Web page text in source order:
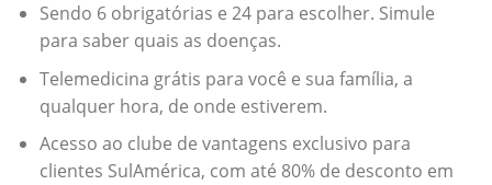
Sendo 6 obrigatórias e 24 para escolher. Simule
para saber quais as doenças.
Telemedicina grátis para você e sua família, a
qualquer hora, de onde estiverem.
Acesso ao clube de vantagens exclusivo para
clientes SulAmérica, com até 80% de desconto em